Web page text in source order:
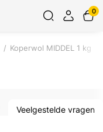
0
Koperwol MIDDEL 1 kg
Veelgestelde vragen